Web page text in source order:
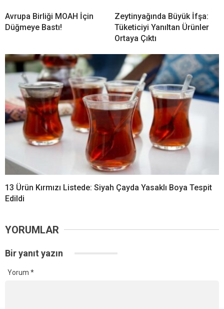
Avrupa Birliği MOAH İçin
Düğmeye Bastı!
Zeytinyağında Büyük İfşa:
Tüketiciyi Yanıltan Ürünler
Ortaya Çıktı
13 Ürün Kırmızı Listede: Siyah Çayda Yasaklı Boya Tespit
Edildi
YORUMLAR
Bir yanıt yazın
Yorum *